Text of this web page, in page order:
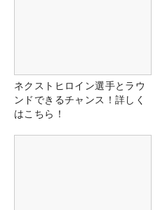
ネクストヒロイン選手とラウ
ンドできるチャンス！詳しく
はこちら！